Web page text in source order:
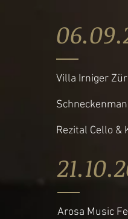
Villa Irniger
Rezital Cello &
Arosa Music